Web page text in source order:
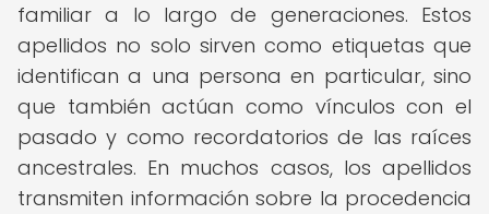
familiar a lo largo de generaciones. Estos
apellidos no solo sirven como etiquetas que
identifican a una persona en particular, sino
que también actúan como vínculos con el
pasado y como recordatorios de las raíces
ancestrales. En muchos casos, los apellidos
transmiten información sobre la procedencia